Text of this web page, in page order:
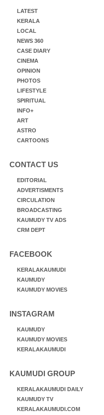
LATEST
KERALA
LOCAL
NEWS 360
CASE DIARY
CINEMA
OPINION
PHOTOS
LIFESTYLE
SPIRITUAL
INFO+
ART
ASTRO
CARTOONS
CONTACT US
EDITORIAL
ADVERTISMENTS
CIRCULATION
BROADCASTING
KAUMUDY TV ADS
CRM DEPT
FACEBOOK
KERALAKAUMUDI
KAUMUDY
KAUMUDY MOVIES
INSTAGRAM
KAUMUDY
KAUMUDY MOVIES
KERALAKAUMUDI
KAUMUDI GROUP
KERALAKAUMUDI DAILY
KAUMUDY TV
KERALAKAUMUDI.COM